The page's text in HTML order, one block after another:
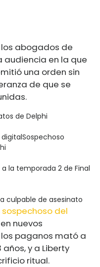
los abogados de
audiencia en la que
una orden sin
de que se
de Delphi
la temporada 2 de Final
culpable de asesinato
sospechoso del
nuevos
paganos mató a
años, y a Liberty
ritual.